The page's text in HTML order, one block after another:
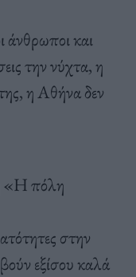
άνθρωποι και
την νύχτα, η
η Αθήνα δεν
«Η πόλη
στην
εξίσου καλά